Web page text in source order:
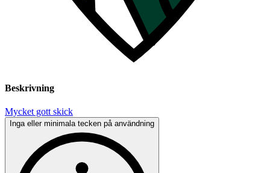
Beskrivning
Mycket gott skick
Inga eller minimala tecken på användning